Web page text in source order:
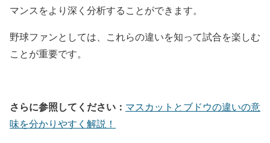
マンスをより深く分析することができます。
野球ファンとしては、これらの違いを知って試合を楽しむ
ことが重要です。
さらに参照してください： マスカットとブドウの違いの意
味を分かりやすく解説！